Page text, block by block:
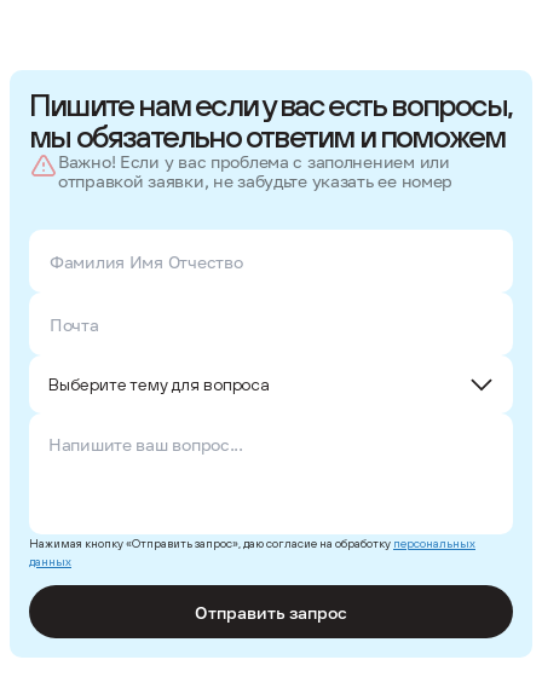
Пишите нам если у вас есть вопросы,
мы обязательно ответим и поможем
Важно! Если у вас проблема с заполнением или
отправкой заявки, не забудьте указать ее номер
Выберите тему для вопроса
Технический вопрос
Вопрос по существу конкурса
Нажимая кнопку «Отправить запрос», даю согласие на обработку персональных
данных
Отправить запрос